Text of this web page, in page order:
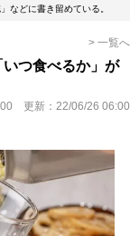
などに書き留めている。
> 一覧へ
つ食べるか」が
更新： 22/06/26 06:00